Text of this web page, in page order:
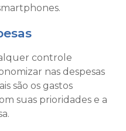
controle
nas despesas
são os gastos
suas prioridades e a